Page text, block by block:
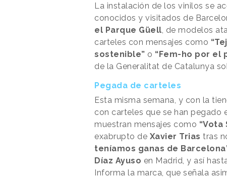
La instalación de los vinilos se
conocidos y visitados de
el Parque Güell , de modelos
carteles con mensajes como
sostenible” o “Fem-ho por el
de la Generalitat de Catalunya
Pegada de carteles
Esta misma semana, y con la
con carteles que se han pegado
muestran mensajes como “Vota
exabrupto de Xavier Trias tras
teníamos ganas de
Díaz Ayuso en Madrid, y así
Informa la marca, que señala